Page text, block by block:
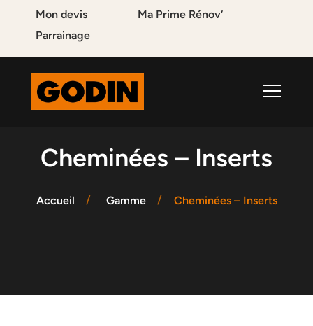
Mon devis
Ma Prime Rénov’
Parrainage
Cheminées – Inserts
Accueil Gamme Cheminées – Inserts